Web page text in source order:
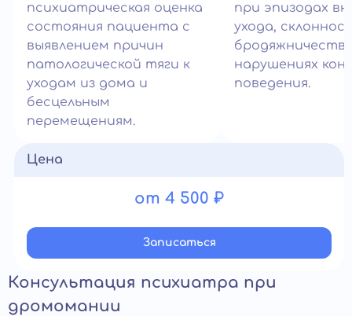
психиатрическая оценка
состояния пациента с
выявлением причин
патологической тяги к
уходам из дома и
бесцельным
перемещениям.
при эпизодах
ухода,
нарушениях
поведения.
Цена
от 4 500 ₽
Записатьcя
Консультация психиатра при
дромомании